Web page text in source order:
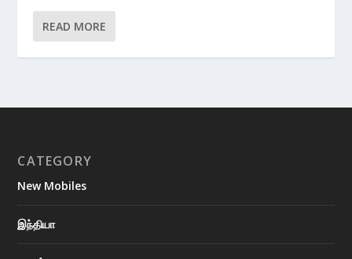
READ MORE
CATEGORY
New Mobiles
இந்தியா